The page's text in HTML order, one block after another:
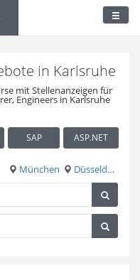
in Karlsruhe
mit Stellenanzeigen für
Engineers in Karlsruhe
SAP ASP.NET
München Düsseldorf